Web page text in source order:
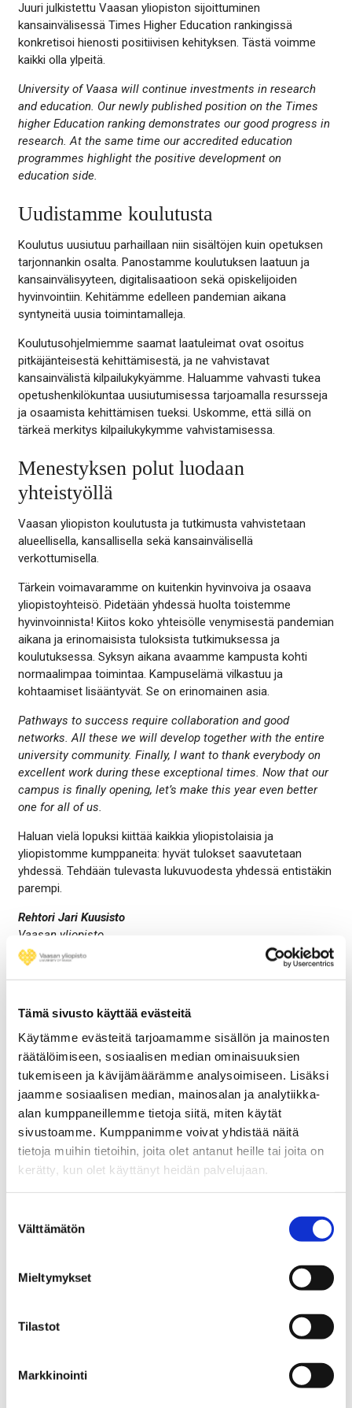
Tämä sivusto käyttää evästeitä
Käytämme evästeitä tarjoamamme sisällön ja mainosten
räätälöimiseen, sosiaalisen median ominaisuuksien
tukemiseen ja kävijämäärämme analysoimiseen. Lisäksi
jaamme sosiaalisen median, mainosalan ja analytiikka-
alan kumppaneillemme tietoja siitä, miten käytät
sivustoamme. Kumppanimme voivat yhdistää näitä
tietoja muihin tietoihin, joita olet antanut heille tai joita on
kerätty, kun olet käyttänyt heidän palvelujaan.
valinta
Välttämätön
Mieltymykset
Tilastot
Markkinointi
Juuri julkistettu Vaasan yliopiston sijoittuminen
kansainvälisessä Times Higher Education rankingissä
konkretisoi hienosti positiivisen kehityksen. Tästä voimme
kaikki olla ylpeitä.
University of Vaasa will continue investments in research
and education. Our newly published position on the Times
higher Education ranking demonstrates our good progress in
research. At the same time our accredited education
programmes highlight the positive development on
education side.
Uudistamme koulutusta
Koulutus uusiutuu parhaillaan niin sisältöjen kuin opetuksen
tarjonnankin osalta. Panostamme koulutuksen laatuun ja
kansainvälisyyteen, digitalisaatioon sekä opiskelijoiden
hyvinvointiin. Kehitämme edelleen pandemian aikana
syntyneitä uusia toimintamalleja.
Koulutusohjelmiemme saamat laatuleimat ovat osoitus
pitkäjänteisestä kehittämisestä, ja ne vahvistavat
kansainvälistä kilpailukykyämme. Haluamme vahvasti tukea
opetushenkilökuntaa uusiutumisessa tarjoamalla resursseja
ja osaamista kehittämisen tueksi. Uskomme, että sillä on
tärkeä merkitys kilpailukykymme vahvistamisessa.
Menestyksen polut luodaan
yhteistyöllä
Vaasan yliopiston koulutusta ja tutkimusta vahvistetaan
alueellisella, kansallisella sekä kansainvälisellä
verkottumisella.
Tärkein voimavaramme on kuitenkin hyvinvoiva ja osaava
yliopistoyhteisö. Pidetään yhdessä huolta toistemme
hyvinvoinnista! Kiitos koko yhteisölle venymisestä pandemian
aikana ja erinomaisista tuloksista tutkimuksessa ja
koulutuksessa. Syksyn aikana avaamme kampusta kohti
normaalimpaa toimintaa. Kampuselämä vilkastuu ja
kohtaamiset lisääntyvät. Se on erinomainen asia.
Pathways to success require collaboration and good
networks. All these we will develop together with the entire
university community. Finally, I want to thank everybody on
excellent work during these exceptional times. Now that our
campus is finally opening, let’s make this year even better
one for all of us.
Haluan vielä lopuksi kiittää kaikkia yliopistolaisia ja
yliopistomme kumppaneita: hyvät tulokset saavutetaan
yhdessä. Tehdään tulevasta lukuvuodesta yhdessä entistäkin
parempi.
Rehtori Jari Kuusisto
Vaasan yliopisto
Share
to:
to:
to:
to:
Vastaa
Sähköpostiosoitettasi ei julkaista. Pakolliset kentät on
merkitty*
Kommentti*